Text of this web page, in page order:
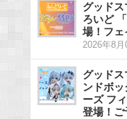
グッド
ろいど
場！フェ
2026年8
グッド
ンドボ
ーズ フ
登場！ご